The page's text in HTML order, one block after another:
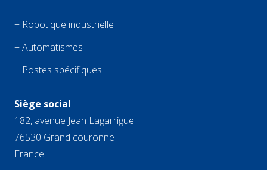
+ Robotique industrielle
+ Automatismes
+ Postes spécifiques
Siège social
182, avenue Jean Lagarrigue
76530 Grand couronne
France